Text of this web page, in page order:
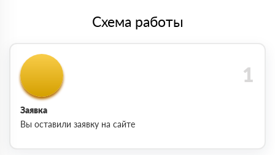
Схема работы
Заявка
Вы оставили заявку на сайте